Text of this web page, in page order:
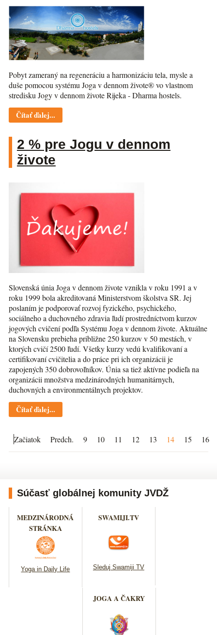
Pobyt zameraný na regeneráciu a harmonizáciu tela, mysle a
duše pomocou systému Joga v dennom živote® vo vlastnom
stredisku Jogy v dennom živote Rijeka - Dharma hostels.
Čítať ďalej...
2 % pre Jogu v dennom
živote
Slovenská únia Joga v dennom živote vznikla v roku 1991 a v
roku 1999 bola akreditovaná Ministerstvom školstva SR. Jej
poslaním je podporovať rozvoj fyzického, psychického,
sociálneho a duchovného zdravia ľudí prostredníctvom kurzov
jogových cvičení podľa Systému Joga v dennom živote. Aktuálne
na Slovensku prebieha približne 250 kurzov v 50 mestách, v
ktorých cvičí 2500 ľudí. Všetky kurzy vedú kvalifikovaní a
certifikovaní cvičitelia a do práce pri ich organizácii je
zapojených 350 dobrovoľníkov. Únia sa tiež aktívne podieľa na
organizácii množstva medzinárodných humanitárnych,
duchovných a environmentálnych projektov.
Čítať ďalej...
Začiatok Predch. 9 10 11 12 13 14 15 16
Súčasť globálnej komunity JVDŽ
MEDZINÁRODNÁ
STRÁNKA
Yoga in Daily Life
SWAMIJI.TV
Sleduj Swamiji TV
JOGA A ČAKRY